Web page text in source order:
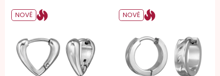
NOVÉ NOVÉ